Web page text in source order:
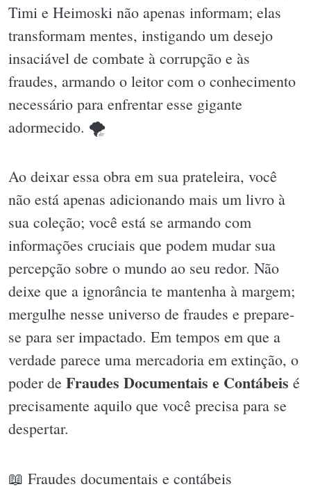
Timi e Heimoski não apenas informam; elas
transformam mentes, instigando um desejo
insaciável de combate à corrupção e às
fraudes, armando o leitor com o conhecimento
necessário para enfrentar esse gigante
adormecido. 🌪
Ao deixar essa obra em sua prateleira, você
não está apenas adicionando mais um livro à
sua coleção; você está se armando com
informações cruciais que podem mudar sua
percepção sobre o mundo ao seu redor. Não
deixe que a ignorância te mantenha à margem;
mergulhe nesse universo de fraudes e prepare-
se para ser impactado. Em tempos em que a
verdade parece uma mercadoria em extinção, o
poder de Fraudes Documentais e Contábeis é
precisamente aquilo que você precisa para se
despertar.
📖 Fraudes documentais e contábeis